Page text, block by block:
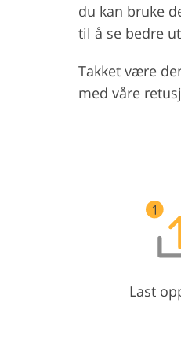
du kan bruke
til å se bedre
Takket være
med våre
Last